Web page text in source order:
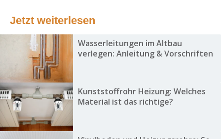
Jetzt weiterlesen
Wasserleitungen im Altbau
verlegen: Anleitung & Vorschriften
Kunststoffrohr Heizung: Welches
Material ist das richtige?